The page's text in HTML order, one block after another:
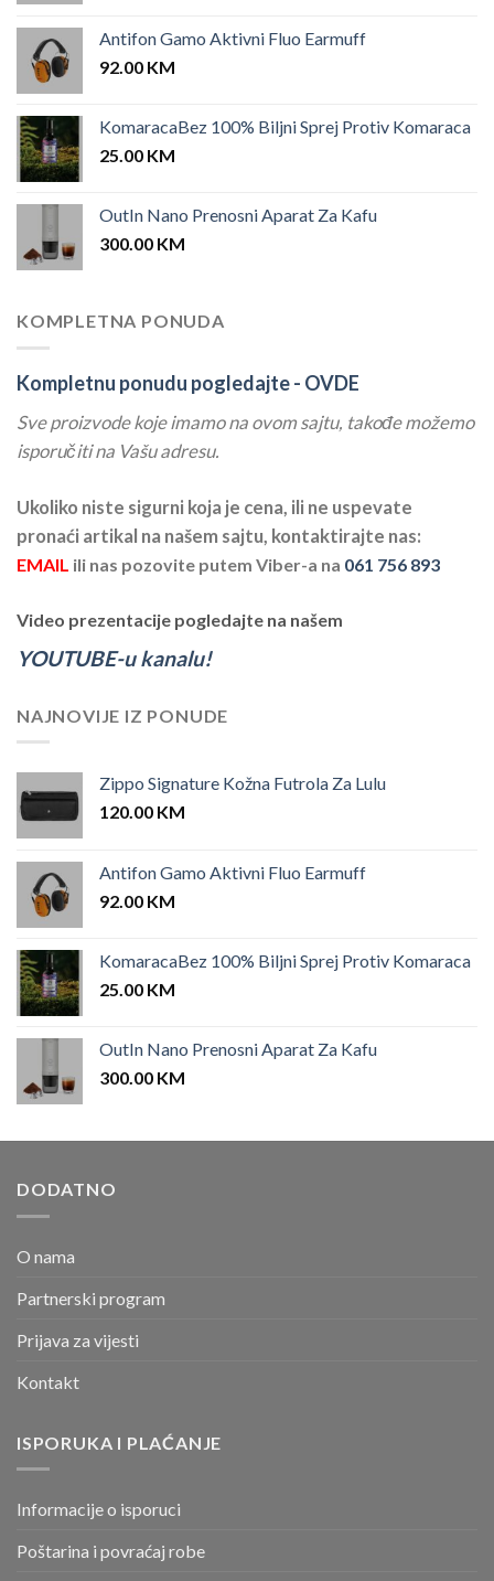
Antifon Gamo Aktivni Fluo Earmuff
92.00 KM
KomaracaBez 100% Biljni Sprej Protiv Komaraca
25.00 KM
OutIn Nano Prenosni Aparat Za Kafu
300.00 KM
KOMPLETNA PONUDA
Kompletnu ponudu pogledajte - OVDE
Sve proizvode koje imamo na ovom sajtu, takođe možemo
isporučiti na Vašu adresu.
Ukoliko niste sigurni koja je cena, ili ne uspevate
pronaći artikal na našem sajtu, kontaktirajte nas:
EMAIL ili nas pozovite putem Viber-a na 061 756 893
Video prezentacije pogledajte na našem
YOUTUBE-u kanalu!
NAJNOVIJE IZ PONUDE
Zippo Signature Kožna Futrola Za Lulu
120.00 KM
Antifon Gamo Aktivni Fluo Earmuff
92.00 KM
KomaracaBez 100% Biljni Sprej Protiv Komaraca
25.00 KM
OutIn Nano Prenosni Aparat Za Kafu
300.00 KM
DODATNO
O nama
Partnerski program
Prijava za vijesti
Kontakt
ISPORUKA I PLAĆANJE
Informacije o isporuci
Poštarina i povraćaj robe